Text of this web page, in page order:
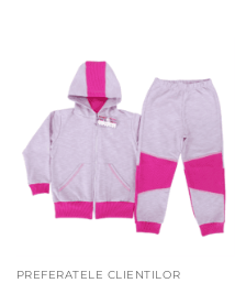
PREFERATELE CLIENTILOR